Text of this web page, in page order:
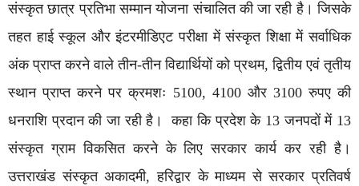
संस्कृत छात्र प्रतिभा सम्मान योजना संचालित की जा रही है। जिसके
तहत हाई स्कूल और इंटरमीडिएट परीक्षा में संस्कृत शिक्षा में सर्वाधिक
अंक प्राप्त करने वाले तीन-तीन विद्यार्थियों को प्रथम, द्वितीय एवं तृतीय
स्थान प्राप्त करने पर क्रमशः 5100, 4100 और 3100 रुपए की
धनराशि प्रदान की जा रही है। कहा कि प्रदेश के 13 जनपदों में 13
संस्कृत ग्राम विकसित करने के लिए सरकार कार्य कर रही है।
उत्तराखंड संस्कृत अकादमी, हरिद्वार के माध्यम से सरकार प्रतिवर्ष